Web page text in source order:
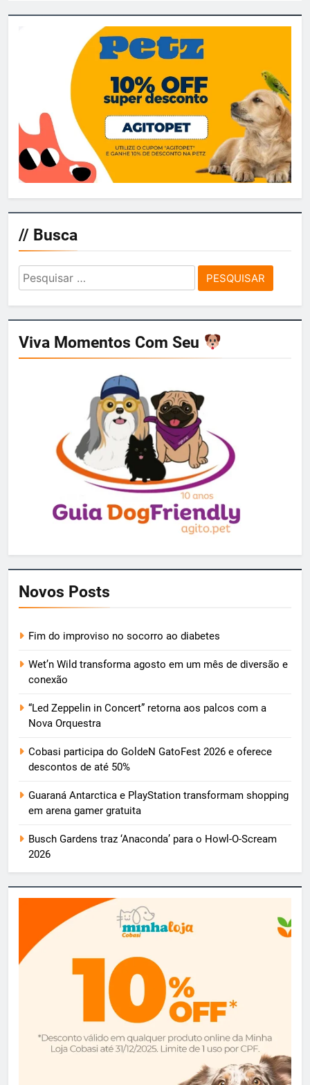
// Busca
Pesquisar
por:
Viva Momentos Com Seu
Novos Posts
Fim do improviso no socorro ao diabetes
Wet’n Wild transforma agosto em um mês de diversão e
conexão
“Led Zeppelin in Concert” retorna aos palcos com a
Nova Orquestra
Cobasi participa do GoldeN GatoFest 2026 e oferece
descontos de até 50%
Guaraná Antarctica e PlayStation transformam shopping
em arena gamer gratuita
Busch Gardens traz ‘Anaconda’ para o Howl-O-Scream
2026